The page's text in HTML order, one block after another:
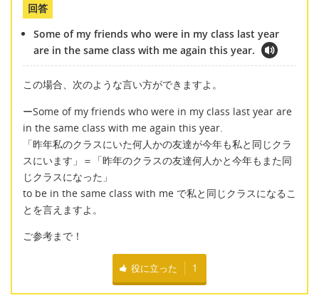
回答
Some of my friends who were in my class last year
are in the same class with me again this year.
この場合、次のような言い方ができますよ。
ーSome of my friends who were in my class last year are
in the same class with me again this year.
「昨年私のクラスにいた何人かの友達が今年も私と同じクラ
スにいます」＝「昨年のクラスの友達何人かと今年もまた同
じクラスになった」
to be in the same class with me で私と同じクラスになるこ
とを言えますよ。
ご参考まで！
役に立った 1